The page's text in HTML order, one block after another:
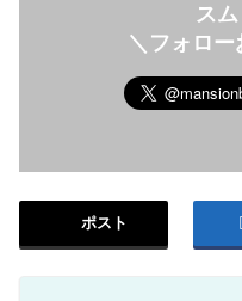
ス
＼フォロー
ポスト